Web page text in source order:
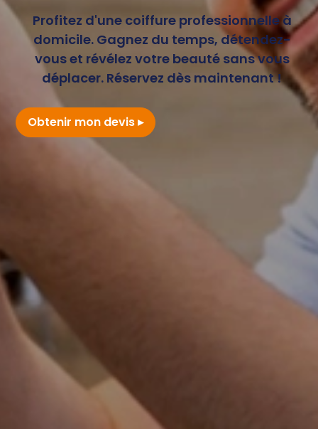
Profitez d'une coiffure professionnelle à
domicile. Gagnez du temps, détendez-
vous et révélez votre beauté sans vous
déplacer. Réservez dès maintenant !
Obtenir mon devis